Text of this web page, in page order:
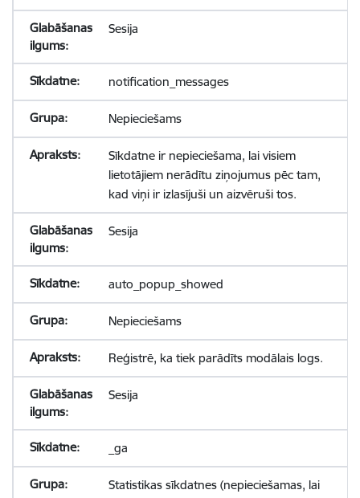
Sesija
notification_messages
Nepieciešams
Sīkdatne ir nepieciešama, lai visiem
lietotājiem nerādītu ziņojumus pēc tam,
kad viņi ir izlasījuši un aizvēruši tos.
Sesija
auto_popup_showed
Nepieciešams
Reģistrē, ka tiek parādīts modālais logs.
Sesija
_ga
Statistikas sīkdatnes (nepieciešamas, lai